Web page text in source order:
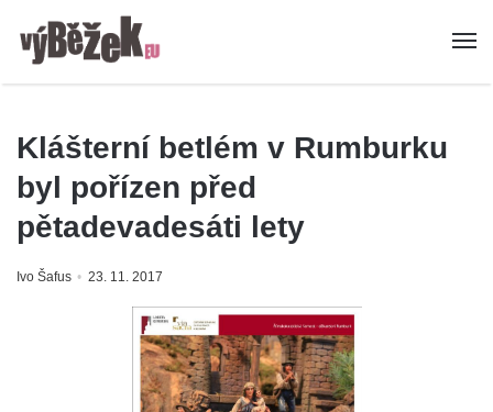
Klášterní betlém v Rumburku
byl pořízen před
pětadevadesáti lety
Ivo Šafus 23. 11. 2017